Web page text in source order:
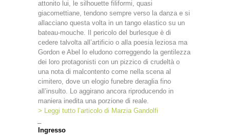
attonito lui, le silhouette filiformi, quasi
giacomettiane, tendono sempre verso la danza e si
allacciano questa volta in un tango elastico su un
bateau-mouche. Il pericolo del burlesque è di
cedere talvolta all’artificio o alla poesia leziosa ma
Gordon e Abel lo eludono correggendo la gentilezza
dei loro protagonisti con un pizzico di crudeltà o
una nota di malcontento come nella scena al
cimitero, dove un elogio funebre deraglia fino
all’insulto. Lo aggirano ancora riproducendo in
maniera inedita una porzione di reale.
> Leggi tutto l’articolo di Marzia Gandolfi
Ingresso